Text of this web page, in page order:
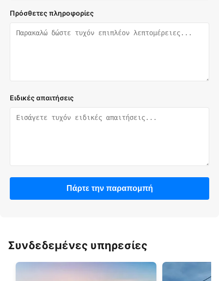
Πρόσθετες πληροφορίες
Ειδικές απαιτήσεις
Πάρτε την παραπομπή
Συνδεδεμένες υπηρεσίες